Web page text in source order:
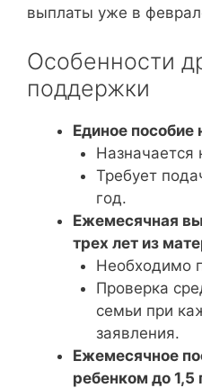
выплаты уже в
Особенности
поддержки
Единое пособие
Назначается
Требует
год.
Ежемесячная
трех лет из
Необходимо
Проверка
семьи при
заявления.
Ежемесячное
ребенком до 1,5